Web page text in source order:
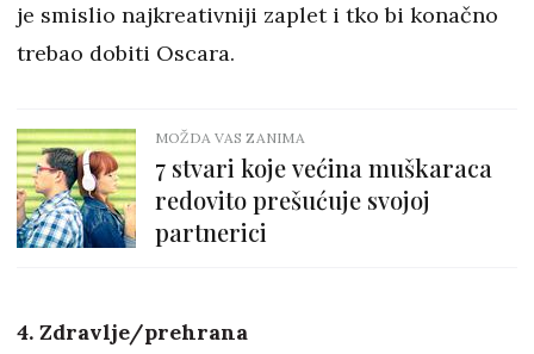
je smislio najkreativniji zaplet i tko bi konačno
trebao dobiti Oscara.
MOŽDA VAS ZANIMA
7 stvari koje većina muškaraca
redovito prešućuje svojoj
partnerici
4. Zdravlje/prehrana